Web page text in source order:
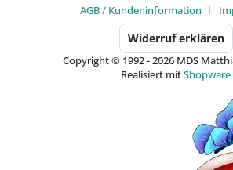
AGB / Kundeninformation
Widerruf erklären
Copyright © 1992 - 2026 MDS
Realisiert mitShopware